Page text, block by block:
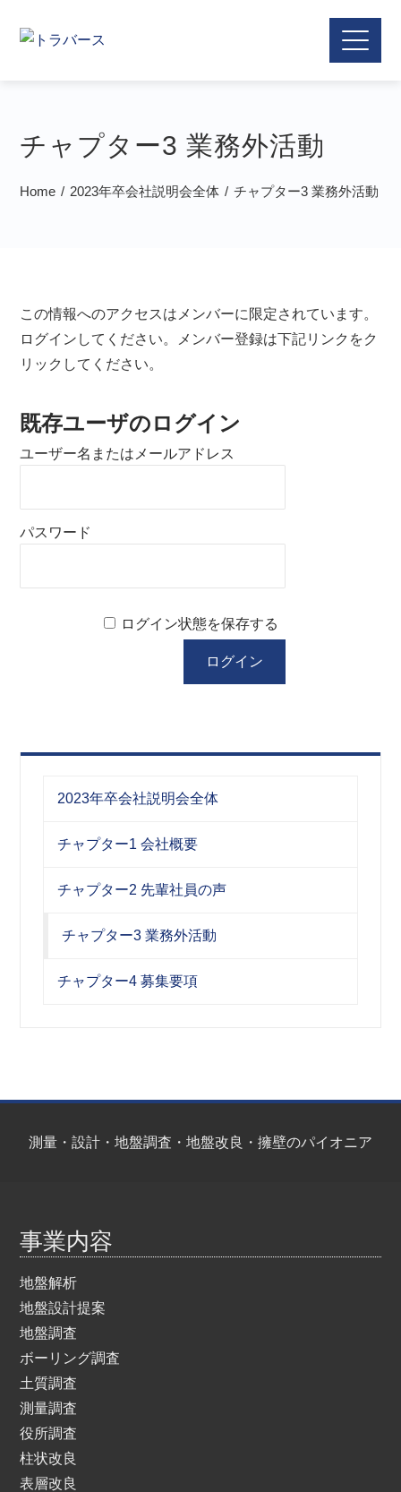
チャプター3 業務外活動
Home 2023年卒会社説明会全体 チャプター3 業務外活動
この情報へのアクセスはメンバーに限定されています。
ログインしてください。メンバー登録は下記リンクをク
リックしてください。
既存ユーザのログイン
ユーザー名またはメールアドレス
パスワード
ログイン状態を保存する
2023年卒会社説明会全体
チャプター1 会社概要
チャプター2 先輩社員の声
チャプター3 業務外活動
チャプター4 募集要項
測量・設計・地盤調査・地盤改良・擁壁のパイオニア
事業内容
地盤解析
地盤設計提案
地盤調査
ボーリング調査
土質調査
測量調査
役所調査
柱状改良
表層改良